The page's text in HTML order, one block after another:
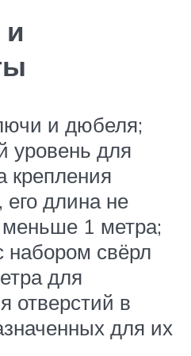
и дюбеля;
уровень для
крепления
длина не
1 метра;
набором свёрл
для
отверстий в
для их